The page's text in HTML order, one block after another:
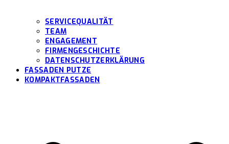
SERVICEQUALITÄT
TEAM
ENGAGEMENT
FIRMENGESCHICHTE
DATENSCHUTZERKLÄRUNG
FASSADEN PUTZE
KOMPAKTFASSADEN